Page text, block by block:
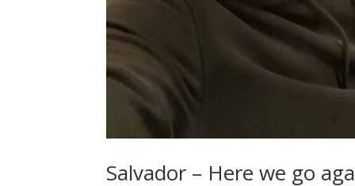
Salvador – Here we go